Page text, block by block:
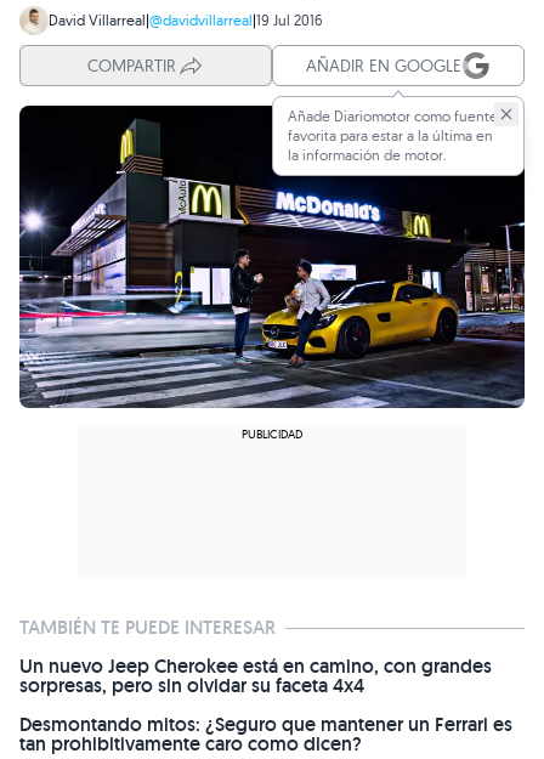
David Villarreal|@davidvillarreal|19 Jul 2016
COMPARTIR AÑADIR EN GOOGLE
Añade Diariomotor como fuente
favorita para estar a la última en
la información de motor.
TAMBIÉN TE PUEDE INTERESAR
Un nuevo Jeep Cherokee está en camino, con grandes
sorpresas, pero sin olvidar su faceta 4x4
Desmontando mitos: ¿Seguro que mantener un Ferrari es
tan prohibitivamente caro como dicen?